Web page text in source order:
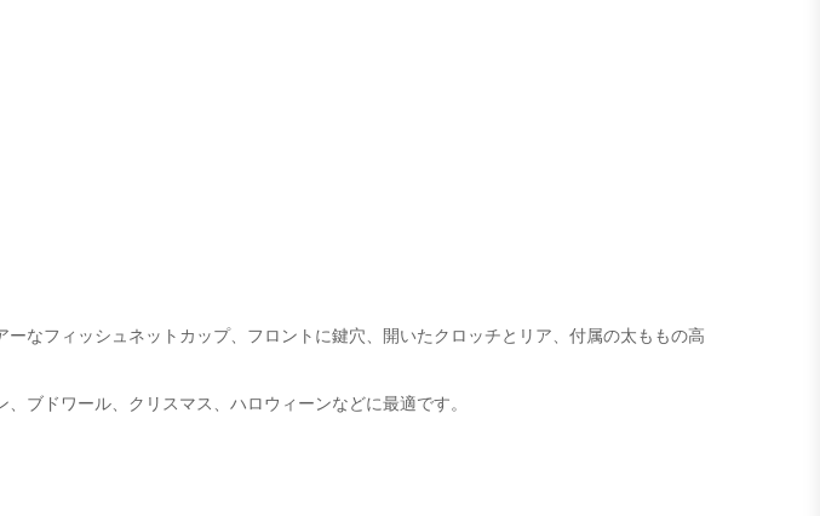
なフィッシュネットカップ、フロントに鍵穴、開いたクロッチとリア、付属の太ももの高
ブドワール、クリスマス、ハロウィーンなどに最適です。